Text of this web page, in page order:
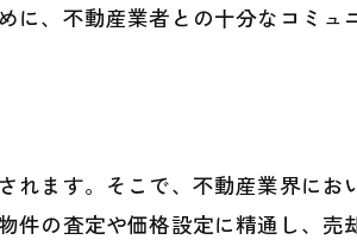
、不動産業者との十分なコミュ
ます。そこで、不動産業界に
件の査定や価格設定に精通し、